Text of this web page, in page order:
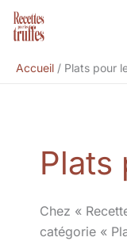
Aller
Accueil
Plats pour
Plats
Chez «
catégorie «
Rechercher